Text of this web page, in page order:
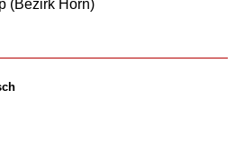
(Bezirk Horn)